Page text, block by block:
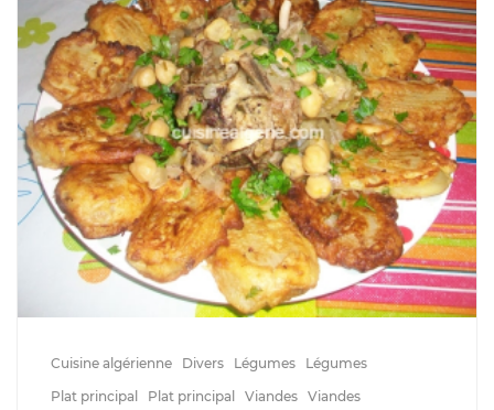
Cuisine algérienne Divers Légumes
Légumes
Plat principal
Plat principal Viandes Viandes